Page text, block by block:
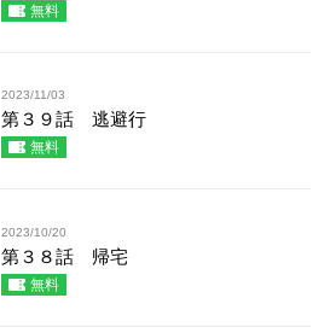
無料
2023/11/03
第３９話 逃避行
無料
2023/10/20
第３８話 帰宅
無料